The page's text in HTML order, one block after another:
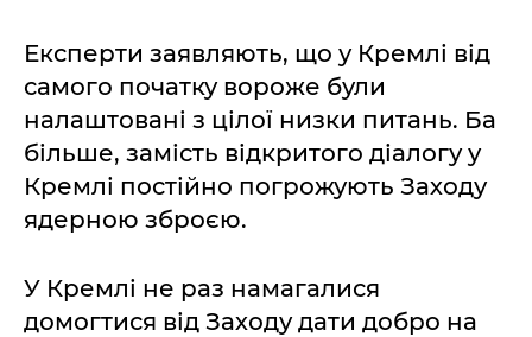
Експерти заявляють, що у Кремлі від
самого початку вороже були
налаштовані з цілої низки питань. Ба
більше, замість відкритого діалогу у
Кремлі постійно погрожують Заходу
ядерною зброєю.
У Кремлі не раз намагалися
домогтися від Заходу дати добро на